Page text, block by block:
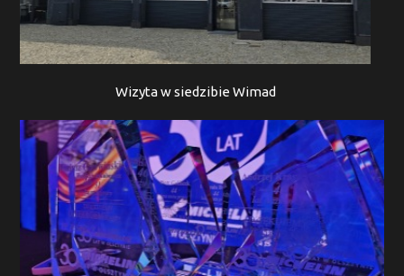
Wizyta w siedzibie Wimad